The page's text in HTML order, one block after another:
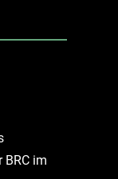
BRC im